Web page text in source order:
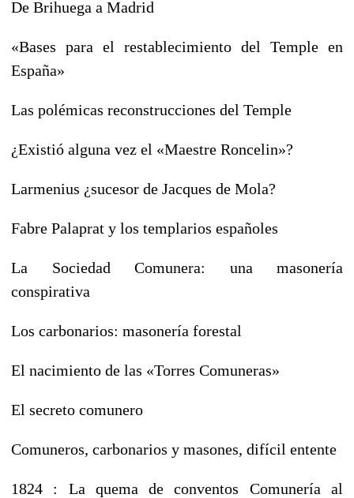
De Brihuega a Madrid
«Bases para el restablecimiento del Temple en
España»
Las polémicas reconstrucciones del Temple
¿Existió alguna vez el «Maestre Roncelin»?
Larmenius ¿sucesor de Jacques de Mola?
Fabre Palaprat y los templarios españoles
La Sociedad Comunera: una masonería
conspirativa
Los carbonarios: masonería forestal
El nacimiento de las «Torres Comuneras»
El secreto comunero
Comuneros, carbonarios y masones, difícil entente
1824 : La quema de conventos Comunería al